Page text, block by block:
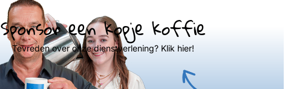
Sponsor een kopje koffie
Tevreden over onze dienstverlening? Klik hier!